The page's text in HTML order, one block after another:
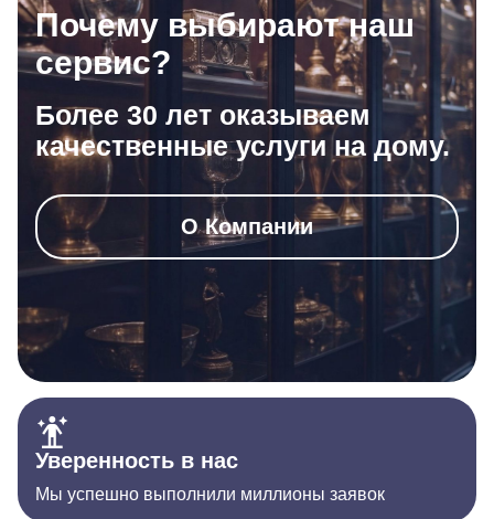
Почему выбирают наш
сервис?
Более 30 лет оказываем
качественные услуги на дому.
О Компании
Уверенность в нас
Мы успешно выполнили миллионы заявок